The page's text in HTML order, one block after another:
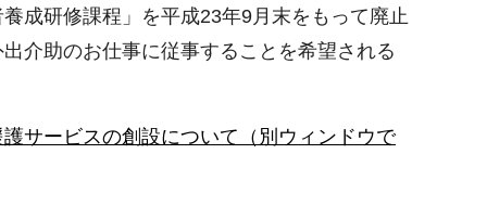
成研修課程」を平成23年9月末をもって廃止
介助のお仕事に従事することを希望される
サービスの創設について（別ウィンドウで